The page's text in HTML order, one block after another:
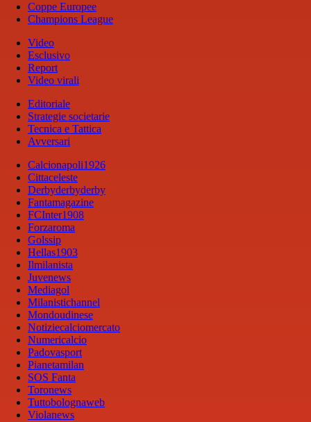
Coppe Europee
Champions League
Video
Esclusivo
Report
Video virali
Editoriale
Strategie societarie
Tecnica e Tattica
Avversari
Calcionapoli1926
Cittaceleste
Derbyderbyderby
Fantamagazine
FCInter1908
Forzaroma
Golssip
Hellas1903
Ilmilanista
Juvenews
Mediagol
Milanistichannel
Mondoudinese
Notiziecalciomercato
Numericalcio
Padovasport
Pianetamilan
SOS Fanta
Toronews
Tuttobolognaweb
Violanews